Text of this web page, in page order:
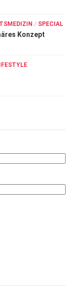
/ SPECIAL
Konzept